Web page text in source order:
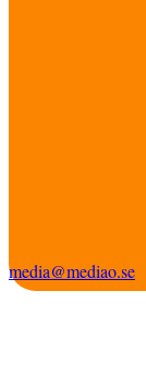
media@mediao.se